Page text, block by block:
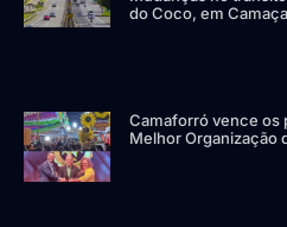
do Coco, em
Camaforró vence os
Melhor Organização